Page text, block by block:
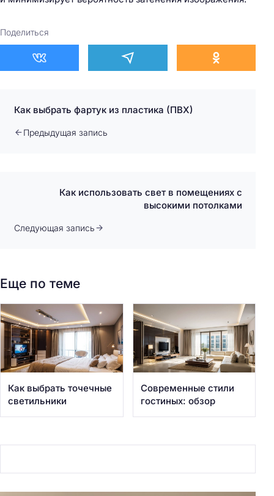
Поделиться
Как выбрать фартук из пластика (ПВХ)
Предыдущая запись
Как использовать свет в помещениях с
высокими потолками
Следующая запись
Еще по теме
Как выбрать точечные
светильники
Современные стили
гостиных: обзор